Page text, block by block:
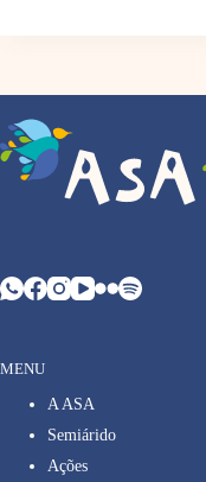
MENU
A ASA
Semiárido
Ações